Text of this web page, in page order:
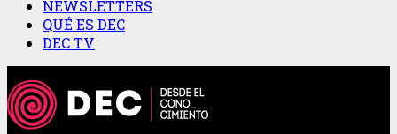
NEWSLETTERS
QUÉ ES DEC
DEC TV